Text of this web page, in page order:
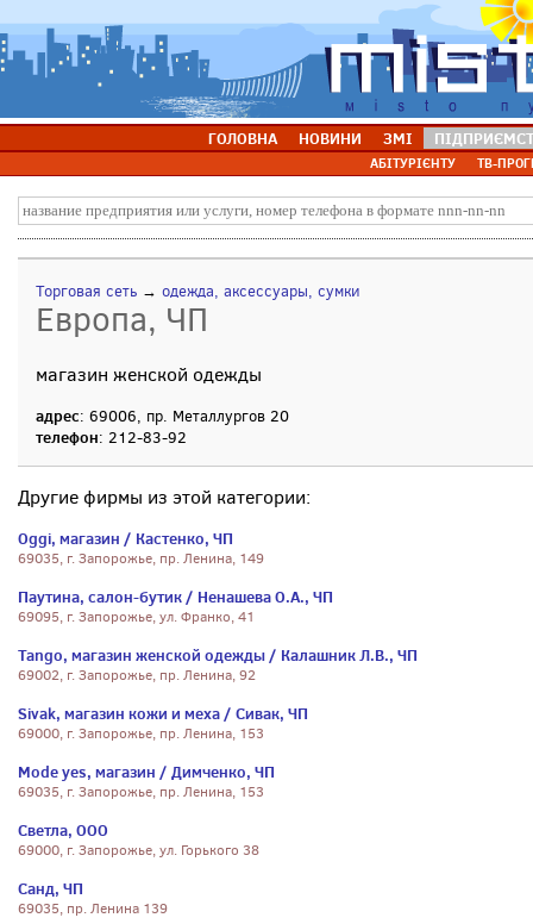
ГОЛОВНА НОВИНИ ЗМІ
АБІТУРІЄНТУ ТВ-
Торговая сеть → одежда, аксессуары, сумки
Европа, ЧП
магазин женской одежды
адрес: 69006, пр. Металлургов 20
телефон: 212-83-92
Другие фирмы из этой категории:
Oggi, магазин / Кастенко, ЧП
69035, г. Запорожье, пр. Ленина, 149
Паутина, салон-бутик / Ненашева О.А., ЧП
69095, г. Запорожье, ул. Франко, 41
Tango, магазин женской одежды / Калашник Л.В., ЧП
69002, г. Запорожье, пр. Ленина, 92
Sivak, магазин кожи и меха / Сивак, ЧП
69000, г. Запорожье, пр. Ленина, 153
Mode yes, магазин / Димченко, ЧП
69035, г. Запорожье, пр. Ленина, 153
Светла, ООО
69000, г. Запорожье, ул. Горького 38
Санд, ЧП
69035, пр. Ленина 139